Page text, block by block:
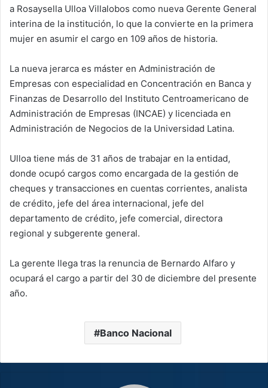
a Rosaysella Ulloa Villalobos como nueva Gerente General
interina de la institución, lo que la convierte en la primera
mujer en asumir el cargo en 109 años de historia.
La nueva jerarca es máster en Administración de
Empresas con especialidad en Concentración en Banca y
Finanzas de Desarrollo del Instituto Centroamericano de
Administración de Empresas (INCAE) y licenciada en
Administración de Negocios de la Universidad Latina.
Ulloa tiene más de 31 años de trabajar en la entidad,
donde ocupó cargos como encargada de la gestión de
cheques y transacciones en cuentas corrientes, analista
de crédito, jefe del área internacional, jefe del
departamento de crédito, jefe comercial, directora
regional y subgerente general.
La gerente llega tras la renuncia de Bernardo Alfaro y
ocupará el cargo a partir del 30 de diciembre del presente
año.
Banco Nacional